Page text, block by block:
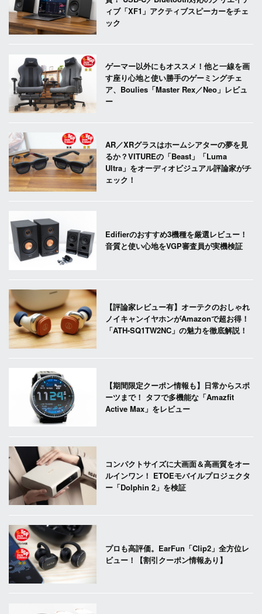
ィブ「XF1」アクティブスピーカーをチェ
ック
ゲーマー以外にもオススメ！他と一線を画
す座り心地と使い勝手のゲーミングチェ
ア、Boulies「Master Rex／Neo」レビュ
ー
AR／XRグラスはホームシアターの夢を見
るか？VITUREの「Beast」「Luma
Ultra」をオーディオビジュアル評論家がチ
ェック！
Edifierのおすすめ3機種を厳選レビュー！
音質と使い心地をVGP審査員が実機検証
【評論家レビュー有】オーテクのおしゃれ
ノイキャンイヤホンがAmazonで超お得！
「ATH-SQ1TW2NC」の魅力を徹底解説！
【期間限定クーポン情報も】日常からスポ
ーツまで！ タフで多機能な「Amazfit
Active Max」をレビュー
コンパクトサイズに大画面＆高画質をオー
ルインワン！ ETOEモバイルプロジェクタ
ー「Dolphin 2」を検証
プロも高評価。EarFun「Clip2」全方位レ
ビュー！【割引クーポン情報あり】